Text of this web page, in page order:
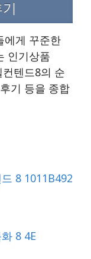
에게 꾸준한
인기상품
텐드8의 순
기 등을 종합
8 1011B492
8 4E